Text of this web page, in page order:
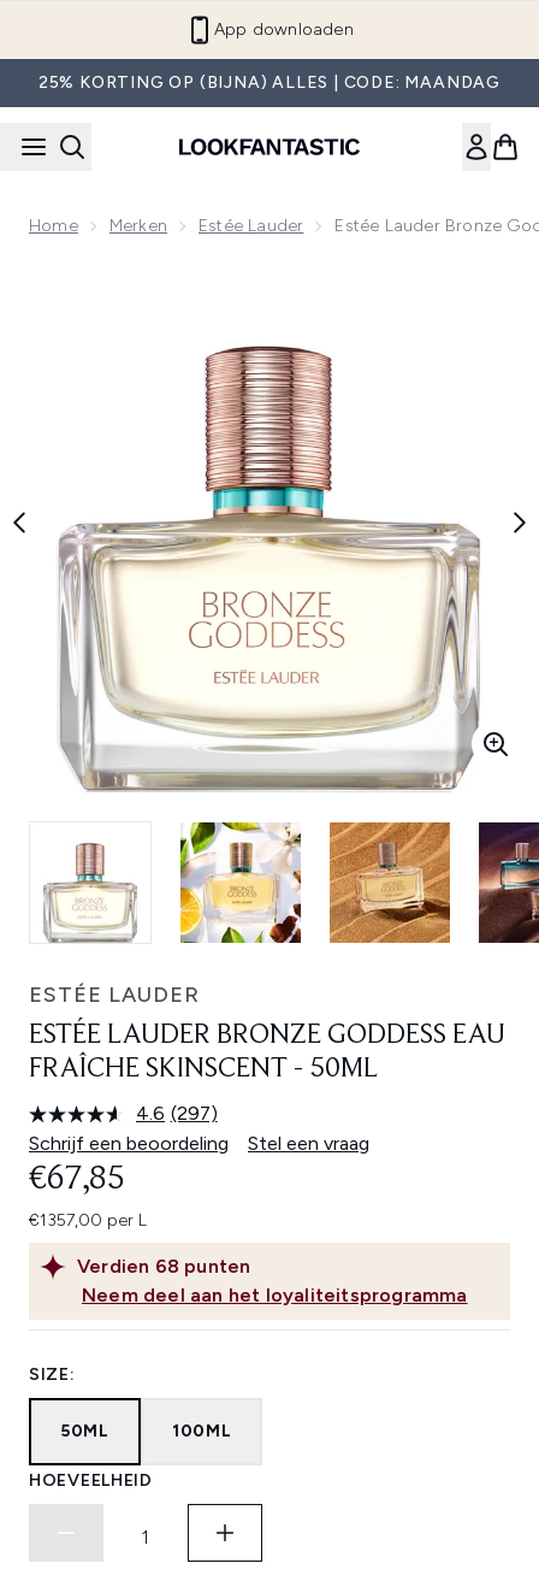
App downloaden
25% KORTING OP (BIJNA) ALLES | CODE: MAANDAG
Home Merken Estée Lauder Estée Lauder Bronze
ESTÉE LAUDER
ESTÉE LAUDER BRONZE GODDESS EAU
FRAÎCHE SKINSCENT - 50ML
4.6 Lees
297
beoordelingen.
(297)
Schrijf een beoordeling
Stel een vraag
Verdien 68 punten
Neem deel aan het loyaliteitsprogramma
€67,85
€1357,00 per L
SIZE:
50ML 100ML
HOEVEELHEID